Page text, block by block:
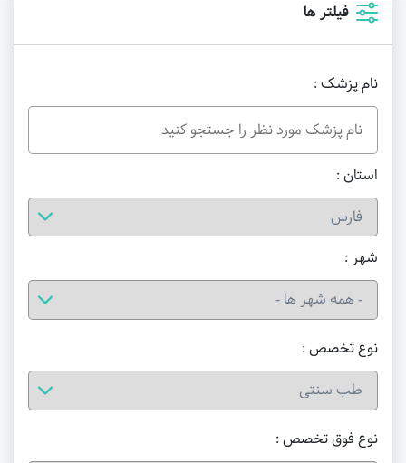
فیلتر ها
نام پزشک :
استان :
شهر :
نوع تخصص :
نوع فوق تخصص :